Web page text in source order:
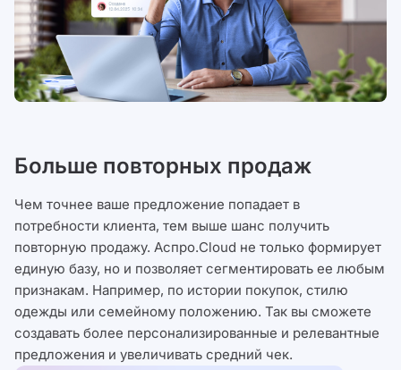
Больше повторных продаж
Чем точнее ваше предложение попадает в
потребности клиента, тем выше шанс получить
повторную продажу. Аспро.Cloud не только формирует
единую базу, но и позволяет сегментировать ее любым
признакам. Например, по истории покупок, стилю
одежды или семейному положению. Так вы сможете
создавать более персонализированные и релевантные
предложения и увеличивать средний чек.